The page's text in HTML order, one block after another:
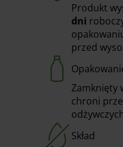
Produkt
dni
przed
Zamknięty
chroni
Skład